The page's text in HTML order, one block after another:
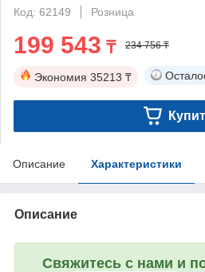
Код: 62149
Розница
199 543 ₸ 234 756 ₸
Экономия 35213 ₸
Описание Характеристики
Описание
Свяжитесь с нами и